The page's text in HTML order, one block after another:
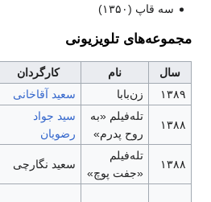
سه قاپ (۱۳۵۰)
مجموعه‌های تلویزیونی
سال نام کارگردان
۱۳۸۹
زن‌بابا سعید آقاخانی
۱۳۸۸
تله‌فیلم «به
روح پدرم»
سید جواد
رضویان
۱۳۸۸
تله‌فیلم
«جفت پوچ»
سعید نگارچی